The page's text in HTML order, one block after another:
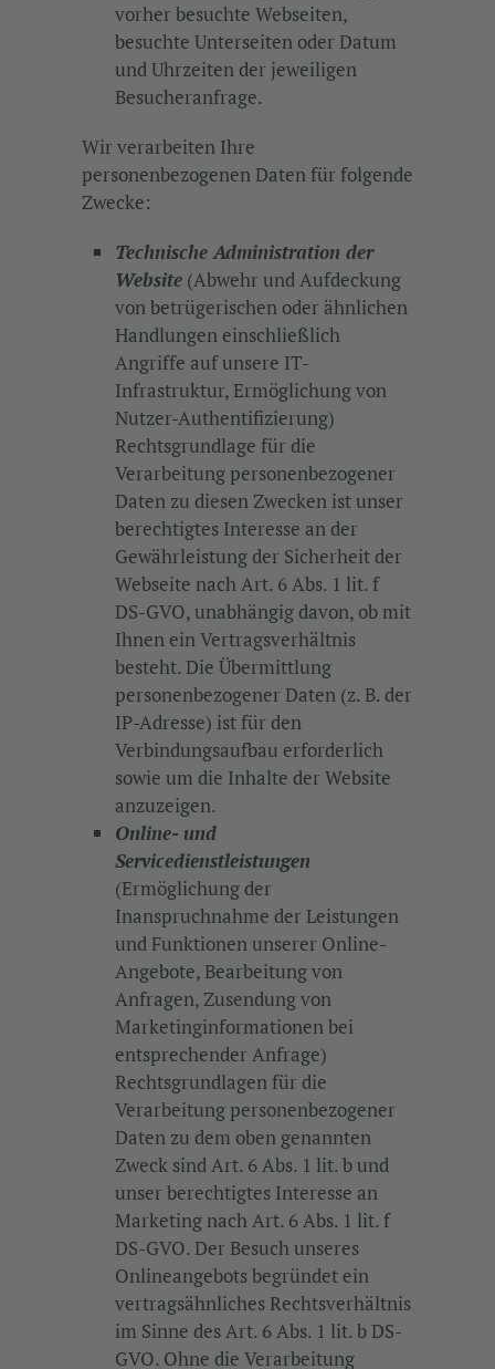
vorher besuchte Webseiten,
besuchte Unterseiten oder Datum
und Uhrzeiten der jeweiligen
Besucheranfrage.
Wir verarbeiten Ihre
personenbezogenen Daten für folgende
Zwecke:
Technische Administration der
Website (Abwehr und Aufdeckung
von betrügerischen oder ähnlichen
Handlungen einschließlich
Angriffe auf unsere IT-
Infrastruktur, Ermöglichung von
Nutzer-Authentifizierung)
Rechtsgrundlage für die
Verarbeitung personenbezogener
Daten zu diesen Zwecken ist unser
berechtigtes Interesse an der
Gewährleistung der Sicherheit der
Webseite nach Art. 6 Abs. 1 lit. f
DS-GVO, unabhängig davon, ob mit
Ihnen ein Vertragsverhältnis
besteht. Die Übermittlung
personenbezogener Daten (z. B. der
IP-Adresse) ist für den
Verbindungsaufbau erforderlich
sowie um die Inhalte der Website
anzuzeigen.
Online- und
Servicedienstleistungen
(Ermöglichung der
Inanspruchnahme der Leistungen
und Funktionen unserer Online-
Angebote, Bearbeitung von
Anfragen, Zusendung von
Marketinginformationen bei
entsprechender Anfrage)
Rechtsgrundlagen für die
Verarbeitung personenbezogener
Daten zu dem oben genannten
Zweck sind Art. 6 Abs. 1 lit. b und
unser berechtigtes Interesse an
Marketing nach Art. 6 Abs. 1 lit. f
DS-GVO. Der Besuch unseres
Onlineangebots begründet ein
vertragsähnliches Rechtsverhältnis
im Sinne des Art. 6 Abs. 1 lit. b DS-
GVO. Ohne die Verarbeitung